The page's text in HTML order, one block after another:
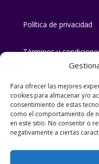
Para ofrecer las mejores
cookies para almacenar y/o
consentimiento de estas
como el comportamiento de
en este sitio. No consentir o
negativamente a ciertas
Política de privacidad
Términos y
Número de
Tu casa rural